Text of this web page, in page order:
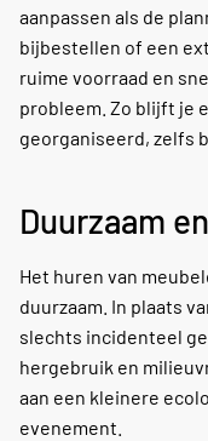
aanpassen als de
bijbestellen of een
ruime voorraad en
probleem. Zo blijft je
georganiseerd, zelfs
Duurzaam
Het huren van
duurzaam. In plaats
slechts incidenteel
hergebruik en
aan een kleinere
evenement.